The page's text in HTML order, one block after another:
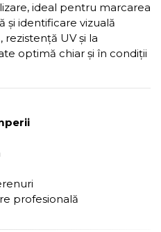
ideal pentru marcarea
și identificare vizuală
rezistență UV și la
optimă chiar și în condiții
profesională